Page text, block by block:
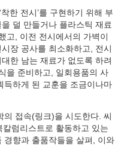
한 전시’를 구현하기 위해 부
덜 만들거나 플라스틱 재료
고, 이전 전시에서의 가벽이
장 공사를 최소화하고, 전시
한 남는 재료가 없도록 하려
을 준비하고, 일회용품의 사
득하게 된 교훈을 조금이나마
의 접속(링크)을 시도한다. 씨
럼리스트로 활동하고 있는
경향과 출품작들을 살펴, 이와